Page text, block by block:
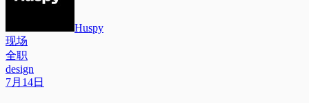
Huspy
现场
全职
design
7月14日